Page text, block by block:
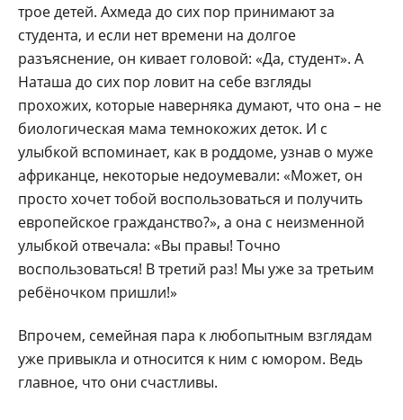
трое детей. Ахмеда до сих пор принимают за
студента, и если нет времени на долгое
разъяснение, он кивает головой: «Да, студент». А
Наташа до сих пор ловит на себе взгляды
прохожих, которые наверняка думают, что она – не
биологическая мама темнокожих деток. И с
улыбкой вспоминает, как в роддоме, узнав о муже
африканце, некоторые недоумевали: «Может, он
просто хочет тобой воспользоваться и получить
европейское гражданство?», а она с неизменной
улыбкой отвечала: «Вы правы! Точно
воспользоваться! В третий раз! Мы уже за третьим
ребёночком пришли!»
Впрочем, семейная пара к любопытным взглядам
уже привыкла и относится к ним с юмором. Ведь
главное, что они счастливы.